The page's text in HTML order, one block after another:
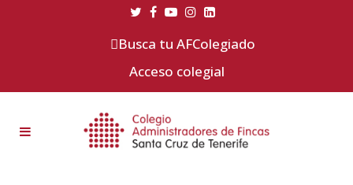
Busca tu AFColegiado
Acceso colegial